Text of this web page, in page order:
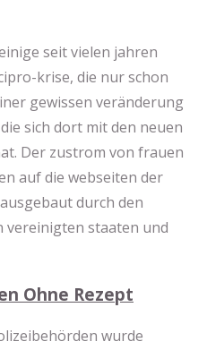
seit vielen jahren
krise, die nur schon
gewissen veränderung
sich dort mit den neuen
Der zustrom von frauen
auf die webseiten der
durch den
vereinigten staaten und
Ohne Rezept
wurde